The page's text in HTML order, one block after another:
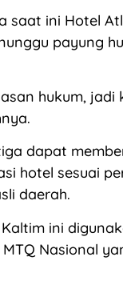
saat ini Hotel
payung
hukum, jadi
dapat
hotel sesuai
daerah.
ini
Nasional